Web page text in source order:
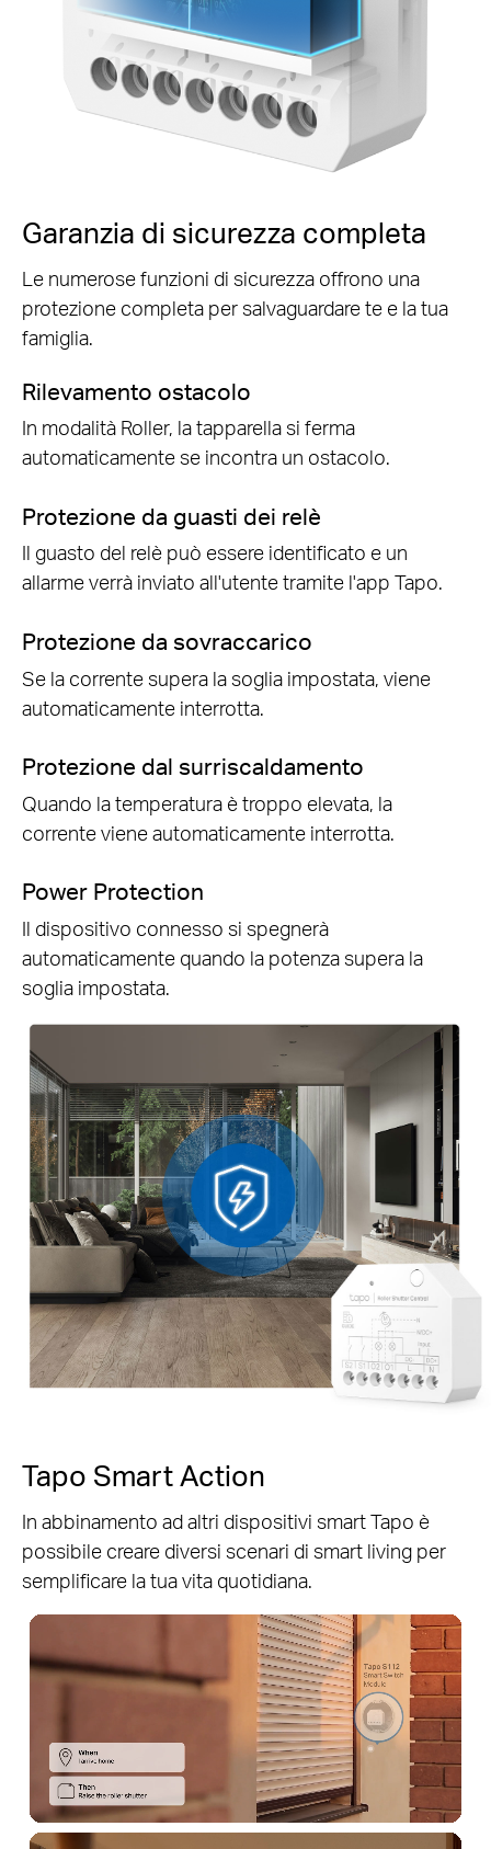
Garanzia di sicurezza completa
Le numerose funzioni di sicurezza offrono una
protezione completa per salvaguardare te e la tua
famiglia.
Rilevamento ostacolo
In modalità Roller, la tapparella si ferma
automaticamente se incontra un ostacolo.
Protezione da guasti dei relè
Il guasto del relè può essere identificato e un
allarme verrà inviato all'utente tramite l'app Tapo.
Protezione da sovraccarico
Se la corrente supera la soglia impostata, viene
automaticamente interrotta.
Protezione dal surriscaldamento
Quando la temperatura è troppo elevata, la
corrente viene automaticamente interrotta.
Power Protection
Il dispositivo connesso si spegnerà
automaticamente quando la potenza supera la
soglia impostata.
Tapo Smart Action
In abbinamento ad altri dispositivi smart Tapo è
possibile creare diversi scenari di smart living per
semplificare la tua vita quotidiana.